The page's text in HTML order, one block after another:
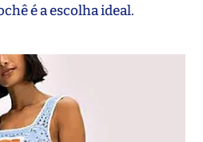
é a escolha ideal.